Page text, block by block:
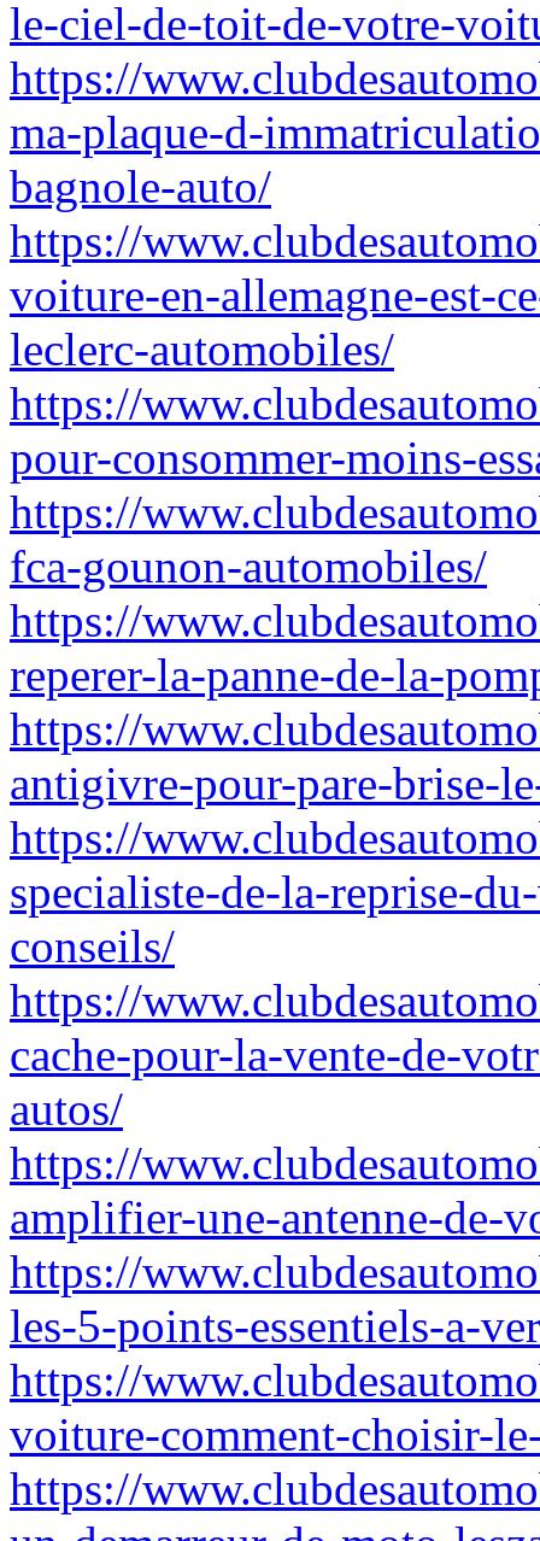
le-ciel-de-toit-de-votre-
https://
ma-plaque-d-
bagnole-auto/
https://
voiture-en-allemagne-est-
leclerc-automobiles/
https://
pour-consommer-moins-
https://
fca-gounon-automobiles/
https://
reperer-la-panne-de-la-
https://
antigivre-pour-pare-brise-
https://
specialiste-de-la-reprise-
conseils/
https://
cache-pour-la-vente-de-
autos/
https://
amplifier-une-antenne-de-
https://
les-5-points-essentiels-a-
https://
voiture-comment-choisir-
https://